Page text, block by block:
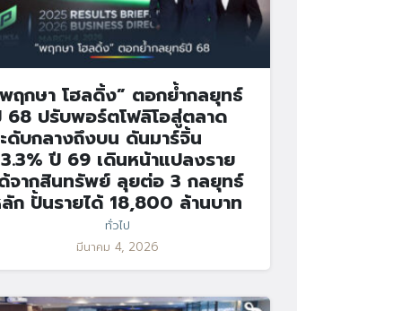
ฤกษา โฮลดิ้ง” ตอกย้ำกลยุทธ์
68 ปรับพอร์ตโฟลิโอสู่ตลาด
ดับกลางถึงบน ดันมาร์จิ้น
ปี 69 เดินหน้าแปลงราย
จากสินทรัพย์ ลุยต่อ 3 กลยุทธ์
ก ปั้นรายได้ 18,800 ล้านบาท
ทั่วไป
มีนาคม 4, 2026